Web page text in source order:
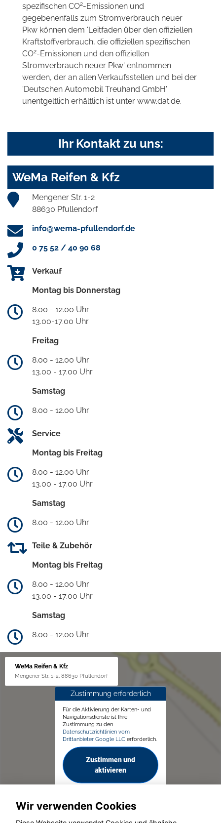
spezifischen CO2-Emissionen und
gegebenenfalls zum Stromverbrauch neuer
Pkw können dem 'Leitfaden über den offiziellen
Kraftstoffverbrauch, die offiziellen spezifischen
CO2-Emissionen und den offiziellen
Stromverbrauch neuer Pkw' entnommen
werden, der an allen Verkaufsstellen und bei der
'Deutschen Automobil Treuhand GmbH'
unentgeltlich erhältlich ist unter www.dat.de.
Ihr Kontakt zu uns:
WeMa Reifen & Kfz
Mengener Str. 1-2
88630 Pfullendorf
info@wema-pfullendorf.de
0 75 52 / 40 90 68
Verkauf
Montag bis Donnerstag
8.00 - 12.00 Uhr
13.00-17.00 Uhr
Freitag
8.00 - 12.00 Uhr
13.00 - 17.00 Uhr
Samstag
8.00 - 12.00 Uhr
Service
Montag bis Freitag
8.00 - 12.00 Uhr
13.00 - 17.00 Uhr
Samstag
8.00 - 12.00 Uhr
Teile & Zubehör
Montag bis Freitag
8.00 - 12.00 Uhr
13.00 - 17.00 Uhr
Samstag
8.00 - 12.00 Uhr
WeMa Reifen & Kfz
Mengener Str. 1-2, 88630 Pfullendorf
Zustimmung erforderlich
Für die Aktivierung der Karten- und
Navigationsdienste ist Ihre
Zustimmung zu den
Datenschutzrichtlinien vom
Drittanbieter Google LLC erforderlich.
Zustimmen und
aktivieren
Wir verwenden Cookies